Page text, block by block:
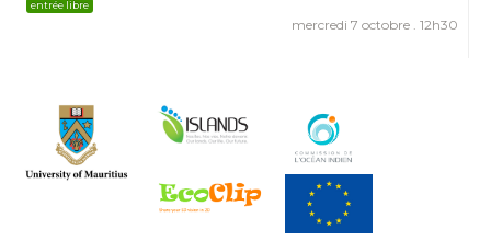
entrée libre
mercredi 7 octobre . 12h30